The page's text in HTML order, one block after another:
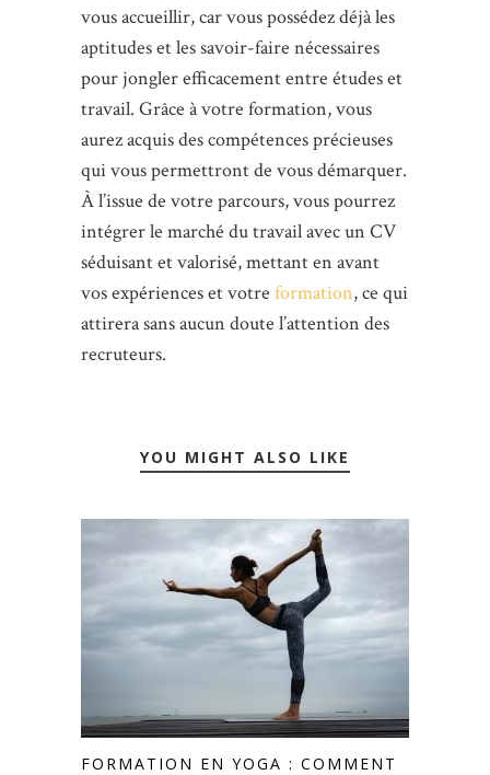
vous accueillir, car vous possédez déjà les
aptitudes et les savoir-faire nécessaires
pour jongler efficacement entre études et
travail. Grâce à votre formation, vous
aurez acquis des compétences précieuses
qui vous permettront de vous démarquer.
À l’issue de votre parcours, vous pourrez
intégrer le marché du travail avec un CV
séduisant et valorisé, mettant en avant
vos expériences et votre formation, ce qui
attirera sans aucun doute l’attention des
recruteurs.
YOU MIGHT ALSO LIKE
FORMATION EN YOGA : COMMENT